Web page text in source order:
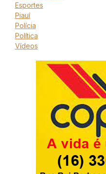
Esportes
Piauí
Polícia
Política
Vídeos